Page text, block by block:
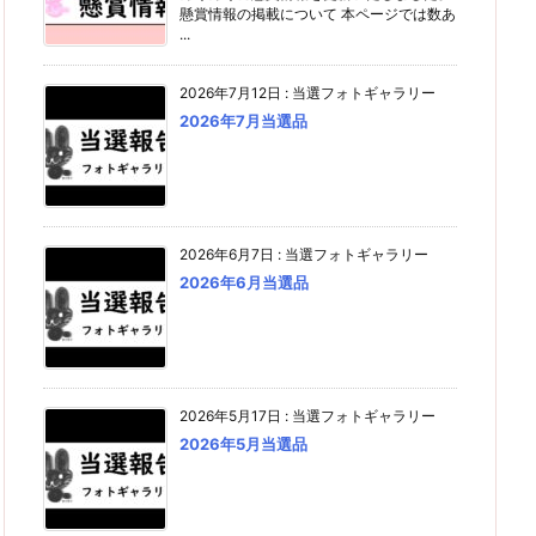
懸賞情報の掲載について 本ページでは数あ
...
2026年7月12日 : 当選フォトギャラリー
2026年7月当選品
2026年6月7日 : 当選フォトギャラリー
2026年6月当選品
2026年5月17日 : 当選フォトギャラリー
2026年5月当選品